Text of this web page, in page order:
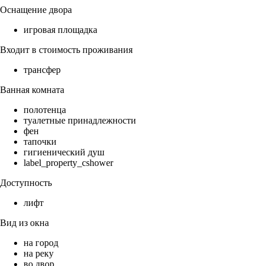
Оснащение двора
игровая площадка
Входит в стоимость проживания
трансфер
Ванная комната
полотенца
туалетные принадлежности
фен
тапочки
гигиенический душ
label_property_cshower
Доступность
лифт
Вид из окна
на город
на реку
во двор